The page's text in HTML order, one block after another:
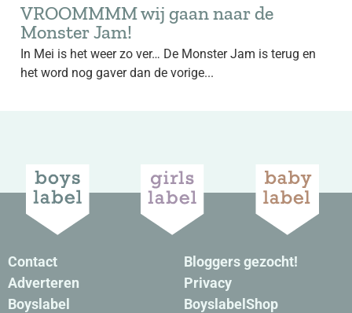
VROOMMMM wij gaan naar de
Monster Jam!
In Mei is het weer zo ver… De Monster Jam is terug en
het word nog gaver dan de vorige...
Contact
Adverteren
Boyslabel
Bloggers gezocht!
Privacy
BoyslabelShop